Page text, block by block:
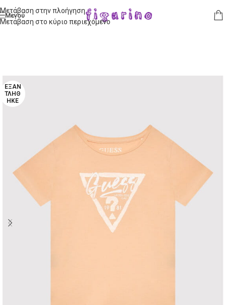
Μετάβαση στην πλοήγηση
Μετάβαση στο κύριο περιεχόμενο
Μενού
ΕΞΑΝ
ΤΛΉΘ
ΗΚΕ